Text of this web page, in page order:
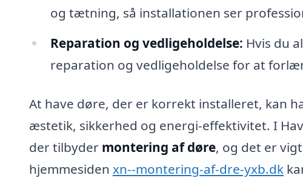
og tætning, så installationen ser
Reparation og vedligeholdelse: Hvis du
reparation og vedligeholdelse for at
At have døre, der er korrekt installeret, kan
æstetik, sikkerhed og energi-effektivitet. I
der tilbyder montering af døre, og det er
hjemmesiden xn--montering-af-dre-yxb.dk